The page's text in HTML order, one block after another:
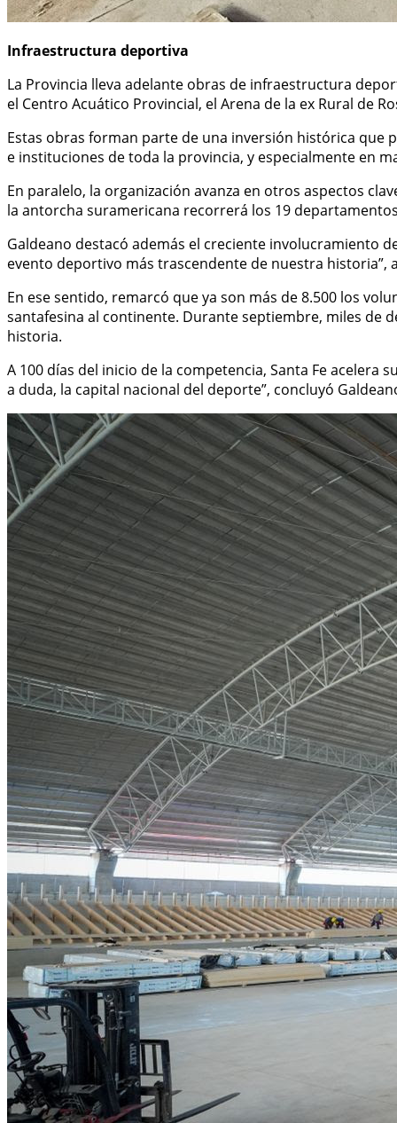
Infraestructura deportiva
La Provincia lleva adelante obras de infraestructura
el Centro Acuático Provincial, el Arena de la ex Rural de
Estas obras forman parte de una inversión histórica
e instituciones de toda la provincia, y especialmente en
En paralelo, la organización avanza en otros aspectos
la antorcha suramericana recorrerá los 19
Galdeano destacó además el creciente involucramiento
evento deportivo más trascendente de nuestra historia”,
En ese sentido, remarcó que ya son más de 8.500 los
santafesina al continente. Durante septiembre, miles de
historia.
A 100 días del inicio de la competencia, Santa Fe
a duda, la capital nacional del deporte”, concluyó